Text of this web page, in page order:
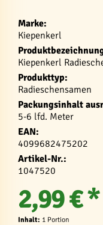
Marke:
Kiepenkerl
Kiepenkerl
Produkttyp:
Radieschensamen
Packungsinhalt
5-6 lfd. Meter
EAN:
4099682475202
Artikel-Nr.:
1047520
2,99 € *
Inhalt: 1 Portion